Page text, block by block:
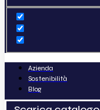
Azienda
Sostenibilità
Blog